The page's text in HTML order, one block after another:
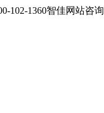
102-1360智佳网站咨询